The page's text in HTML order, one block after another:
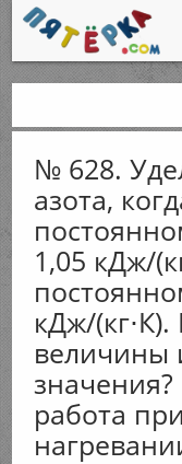
№ 628.
азота,
1,05 кДж/
кДж/
величины
работа